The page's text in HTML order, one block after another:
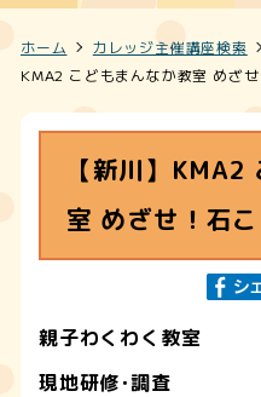
ホーム カレッジ主催講座検索
KMA2 こどもまんなか教室 めざ
【新川】
室 めざせ！石
親子わくわく教室
現地研修･調査